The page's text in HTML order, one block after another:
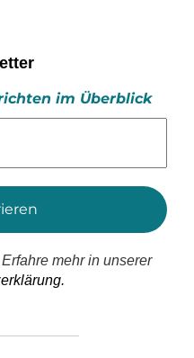
im Überblick
mehr in unserer